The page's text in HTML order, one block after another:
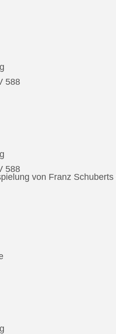
588
588
von Franz